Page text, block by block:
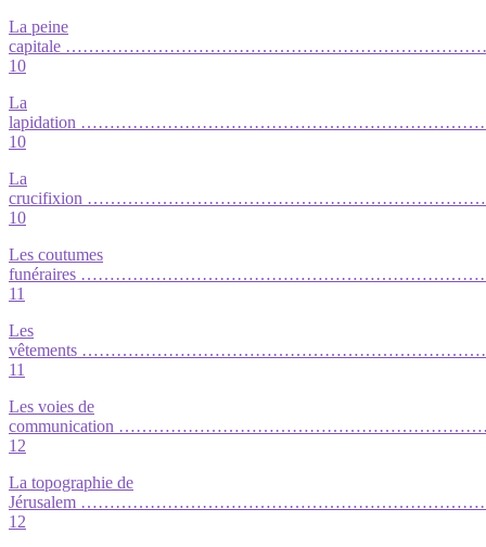
La peine
capitale
10
La
lapidation
10
La
crucifixion
10
Les coutumes
funéraires
11
Les
vêtements
11
Les voies de
communication
12
La topographie de
Jérusalem
12